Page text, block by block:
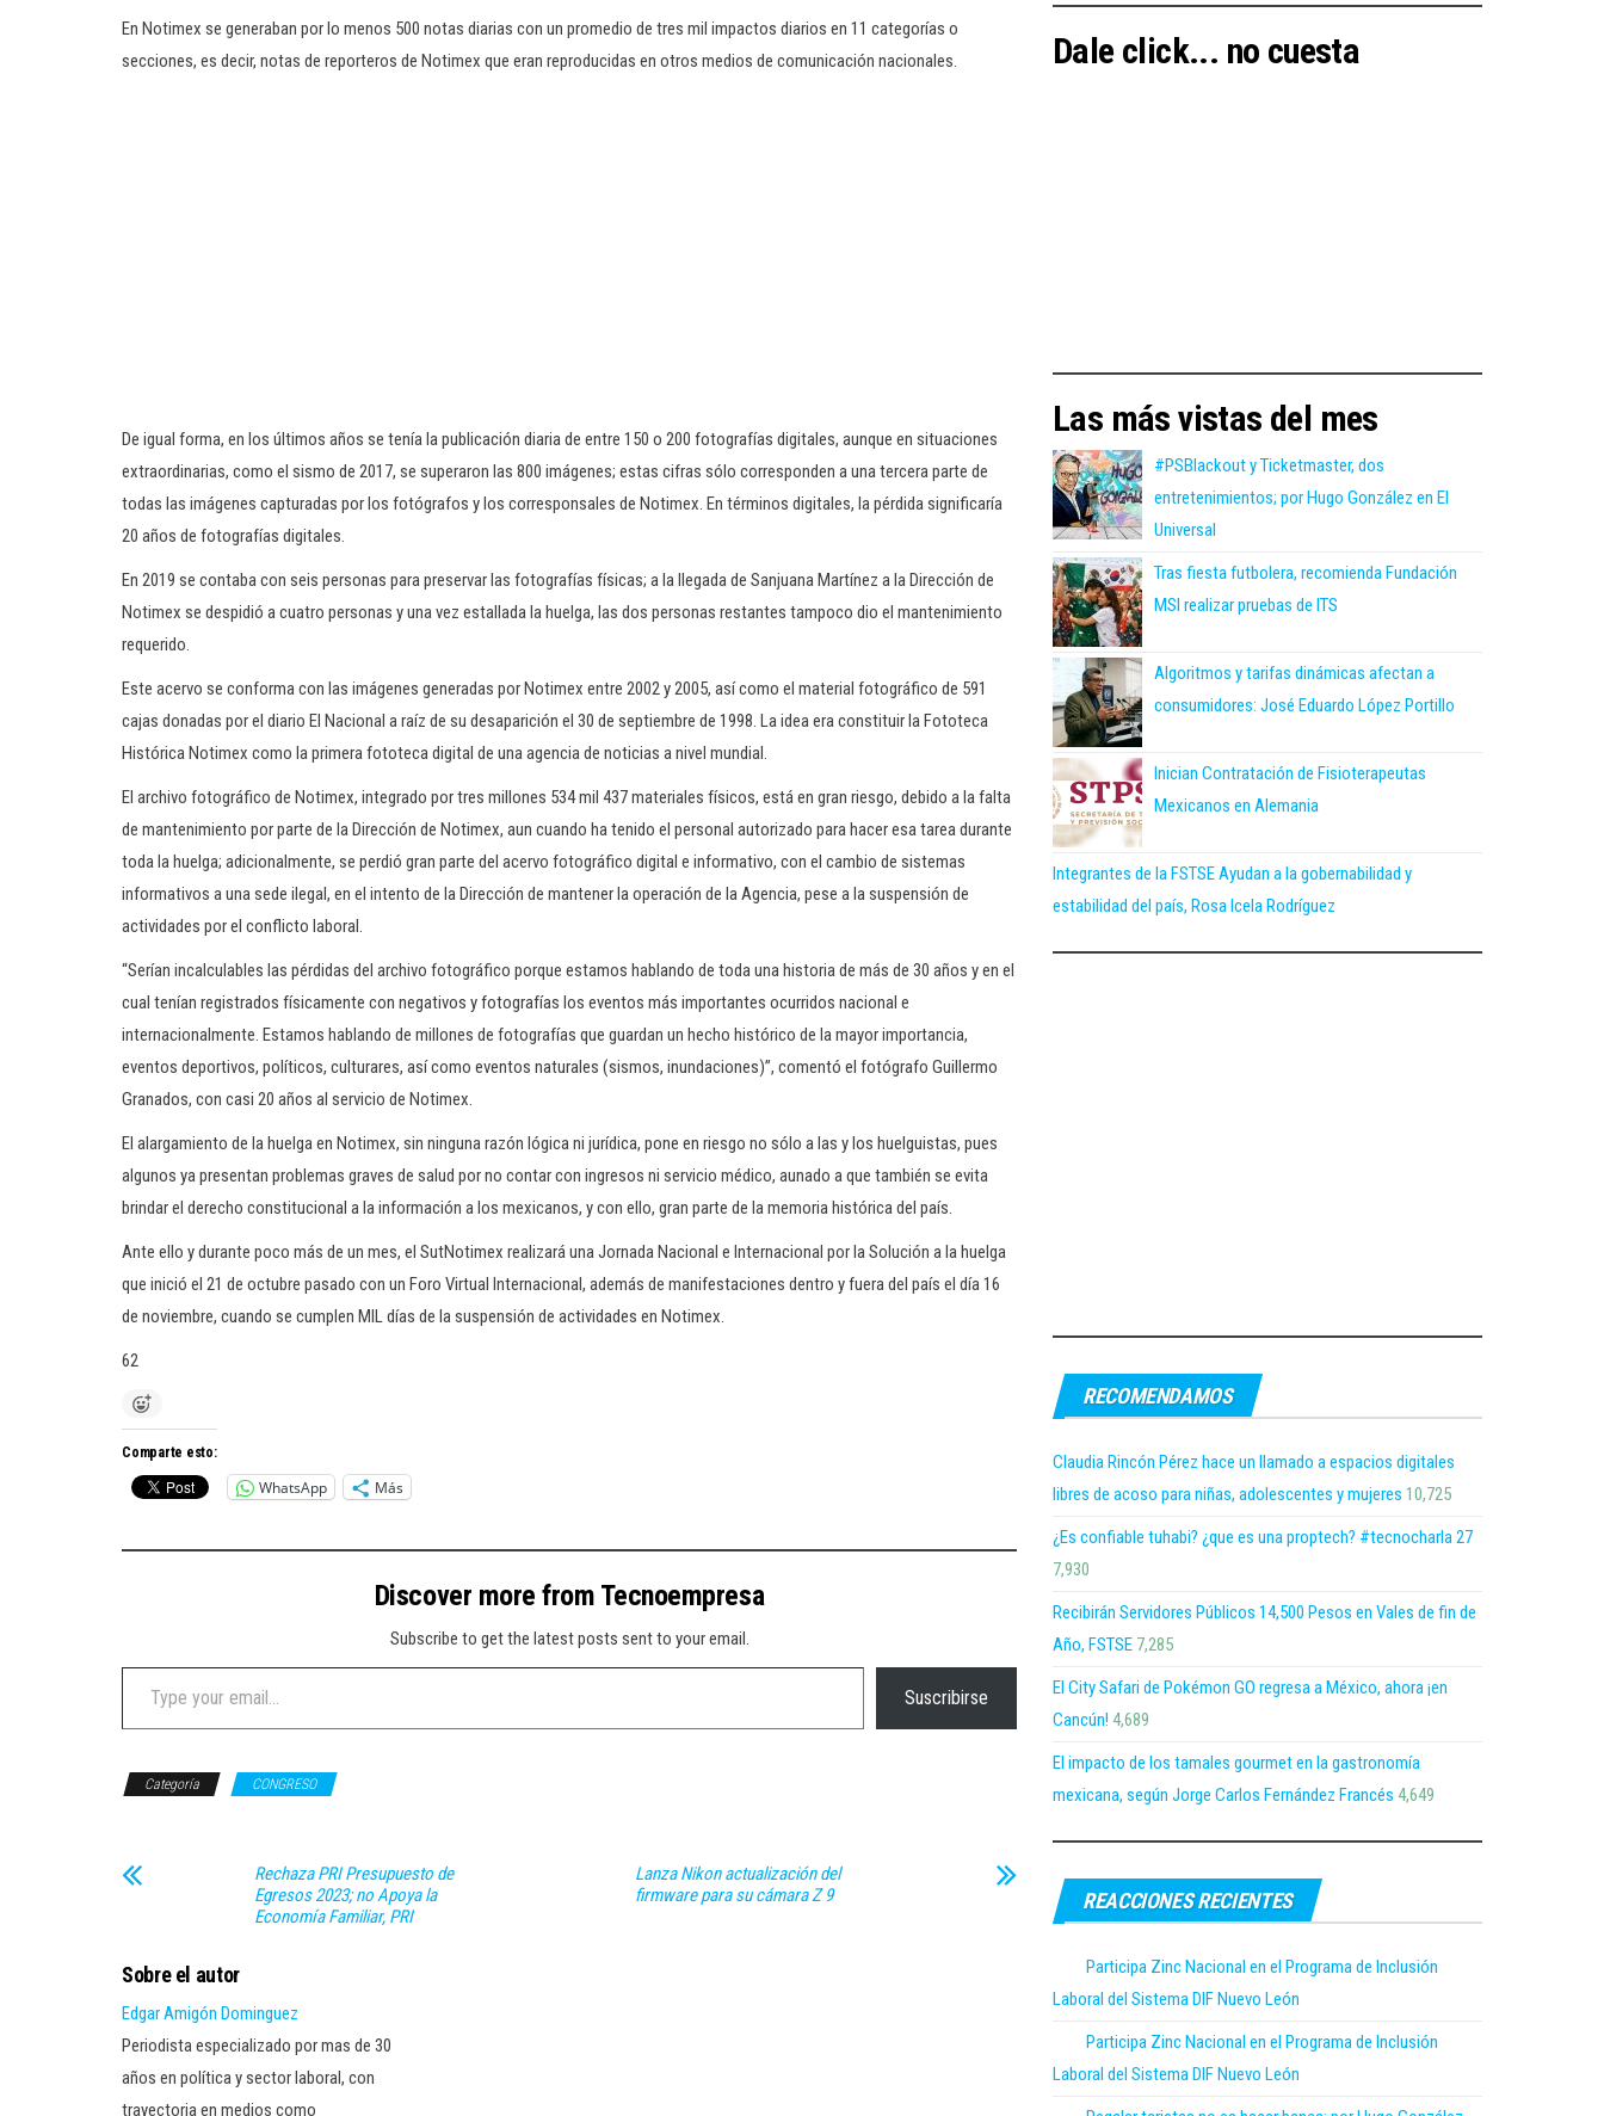
En Notimex se generaban por lo menos 500 notas diarias con un promedio de tres mil impactos diarios en 11 categorías o
secciones, es decir, notas de reporteros de Notimex que eran reproducidas en otros medios de comunicación nacionales.
De igual forma, en los últimos años se tenía la publicación diaria de entre 150 o 200 fotografías digitales, aunque en situaciones
extraordinarias, como el sismo de 2017, se superaron las 800 imágenes; estas cifras sólo corresponden a una tercera parte de
todas las imágenes capturadas por los fotógrafos y los corresponsales de Notimex. En términos digitales, la pérdida significaría
20 años de fotografías digitales.
En 2019 se contaba con seis personas para preservar las fotografías físicas; a la llegada de Sanjuana Martínez a la Dirección de
Notimex se despidió a cuatro personas y una vez estallada la huelga, las dos personas restantes tampoco dio el mantenimiento
requerido.
Este acervo se conforma con las imágenes generadas por Notimex entre 2002 y 2005, así como el material fotográfico de 591
cajas donadas por el diario El Nacional a raíz de su desaparición el 30 de septiembre de 1998. La idea era constituir la Fototeca
Histórica Notimex como la primera fototeca digital de una agencia de noticias a nivel mundial.
El archivo fotográfico de Notimex, integrado por tres millones 534 mil 437 materiales físicos, está en gran riesgo, debido a la falta
de mantenimiento por parte de la Dirección de Notimex, aun cuando ha tenido el personal autorizado para hacer esa tarea durante
toda la huelga; adicionalmente, se perdió gran parte del acervo fotográfico digital e informativo, con el cambio de sistemas
informativos a una sede ilegal, en el intento de la Dirección de mantener la operación de la Agencia, pese a la suspensión de
actividades por el conflicto laboral.
“Serían incalculables las pérdidas del archivo fotográfico porque estamos hablando de toda una historia de más de 30 años y en el
cual tenían registrados físicamente con negativos y fotografías los eventos más importantes ocurridos nacional e
internacionalmente. Estamos hablando de millones de fotografías que guardan un hecho histórico de la mayor importancia,
eventos deportivos, políticos, culturares, así como eventos naturales (sismos, inundaciones)”, comentó el fotógrafo Guillermo
Granados, con casi 20 años al servicio de Notimex.
El alargamiento de la huelga en Notimex, sin ninguna razón lógica ni jurídica, pone en riesgo no sólo a las y los huelguistas, pues
algunos ya presentan problemas graves de salud por no contar con ingresos ni servicio médico, aunado a que también se evita
brindar el derecho constitucional a la información a los mexicanos, y con ello, gran parte de la memoria histórica del país.
Ante ello y durante poco más de un mes, el SutNotimex realizará una Jornada Nacional e Internacional por la Solución a la huelga
que inició el 21 de octubre pasado con un Foro Virtual Internacional, además de manifestaciones dentro y fuera del país el día 16
de noviembre, cuando se cumplen MIL días de la suspensión de actividades en Notimex.
62
Comparte esto:
WhatsApp Más
Discover more from Tecnoempresa
Subscribe to get the latest posts sent to your email.
Type your email…
Suscribirse
Categoría CONGRESO
Rechaza PRI Presupuesto de
Egresos 2023; no Apoya la
Economía Familiar, PRI
Lanza Nikon actualización del
firmware para su cámara Z 9
Sobre el autor
Edgar Amigón Dominguez
Periodista especializado por mas de 30
años en política y sector laboral, con
trayectoria en medios como
Dale click... no cuesta
Las más vistas del mes
#PSBlackout y Ticketmaster, dos
entretenimientos; por Hugo González en El
Universal
Tras fiesta futbolera, recomienda Fundación
MSI realizar pruebas de ITS
Algoritmos y tarifas dinámicas afectan a
consumidores: José Eduardo López Portillo
Inician Contratación de Fisioterapeutas
Mexicanos en Alemania
Integrantes de la FSTSE Ayudan a la gobernabilidad y
estabilidad del país, Rosa Icela Rodríguez
RECOMENDAMOS
Claudia Rincón Pérez hace un llamado a espacios digitales
libres de acoso para niñas, adolescentes y mujeres 10,725
¿Es confiable tuhabi? ¿que es una proptech? #tecnocharla 27
7,930
Recibirán Servidores Públicos 14,500 Pesos en Vales de fin de
Año, FSTSE 7,285
El City Safari de Pokémon GO regresa a México, ahora ¡en
Cancún! 4,689
El impacto de los tamales gourmet en la gastronomía
mexicana, según Jorge Carlos Fernández Francés 4,649
REACCIONES RECIENTES
Participa Zinc Nacional en el Programa de Inclusión
Laboral del Sistema DIF Nuevo León
Participa Zinc Nacional en el Programa de Inclusión
Laboral del Sistema DIF Nuevo León